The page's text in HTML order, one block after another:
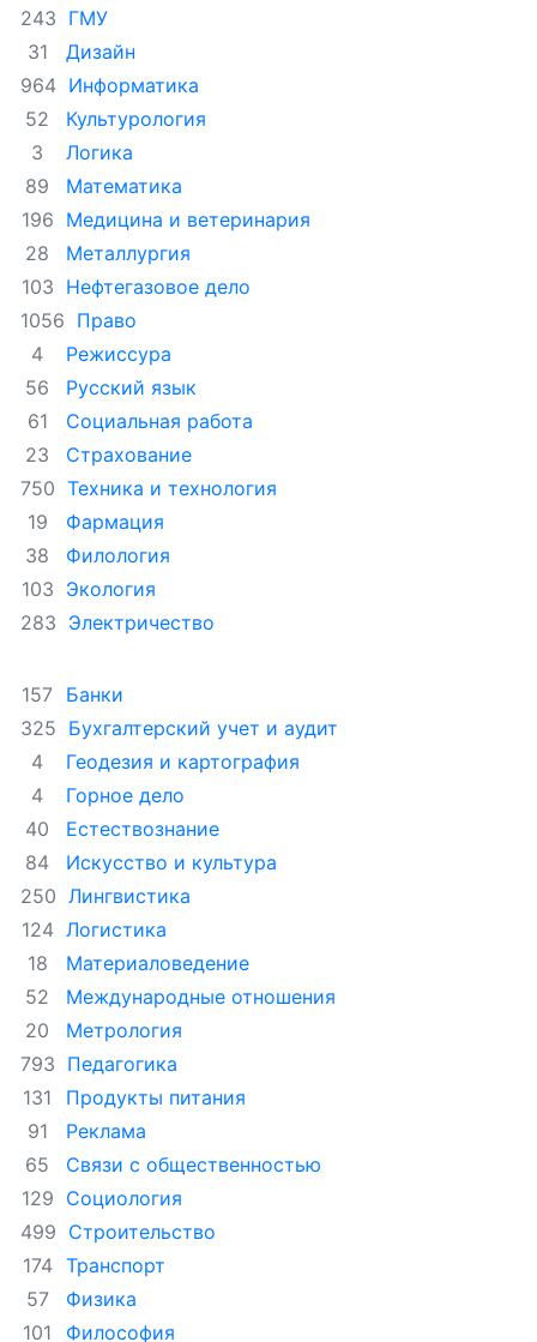
243 ГМУ
31
Дизайн
964 Информатика
52
Культурология
3
Логика
89
Математика
196 Медицина и ветеринария
28
Металлургия
103 Нефтегазовое дело
1056 Право
4
Режиссура
56
Русский язык
61
Социальная работа
23
Страхование
750 Техника и технология
19
Фармация
38
Филология
103 Экология
283 Электричество
157 Банки
325 Бухгалтерский учет и аудит
4
Геодезия и картография
4
Горное дело
40
Естествознание
84
Искусство и культура
250 Лингвистика
124 Логистика
18
Материаловедение
52
Международные отношения
20
Метрология
793 Педагогика
131
Продукты питания
91
Реклама
65
Связи с общественностью
129 Социология
499 Строительство
174 Транспорт
57
Физика
101
Философия